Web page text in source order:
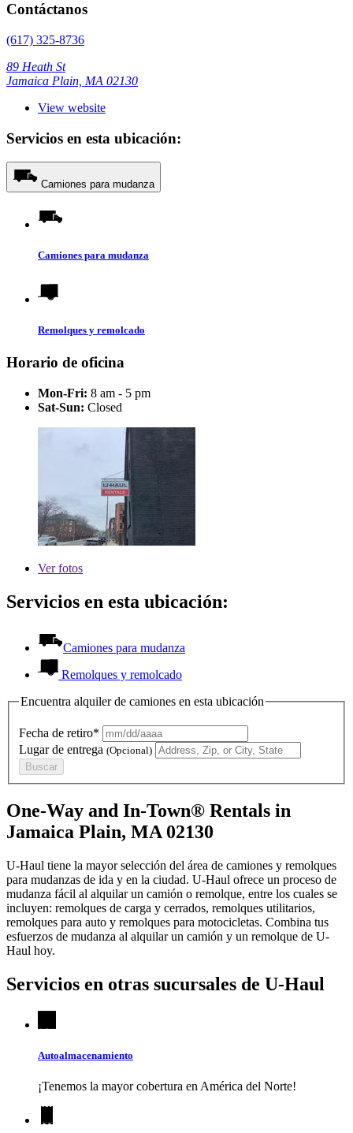
Contáctanos
(617) 325-8736
89 Heath St
Jamaica Plain, MA 02130
View website
Servicios en esta ubicación:
Camiones para mudanza
Camiones para mudanza
Remolques y remolcado
Horario de oficina
Mon-Fri: 8 am - 5 pm
Sat-Sun: Closed
Verfotos
Servicios en esta ubicación:
Camiones para mudanza
Remolques y remolcado
Encuentra alquiler de camiones en esta ubicación
Fecha de retiro*
Lugar de entrega (Opcional)
Buscar
One-Way and In-Town® Rentals in
Jamaica Plain, MA 02130
U-Haul tiene la mayor selección del área de camiones y remolques
para mudanzas de ida y en la ciudad. U-Haul ofrece un proceso de
mudanza fácil al alquilar un camión o remolque, entre los cuales se
incluyen: remolques de carga y cerrados, remolques utilitarios,
remolques para auto y remolques para motocicletas. Combina tus
esfuerzos de mudanza al alquilar un camión y un remolque de U-
Haul hoy.
Servicios en otras sucursales de U-Haul
Autoalmacenamiento
¡Tenemos la mayor cobertura en América del Norte!